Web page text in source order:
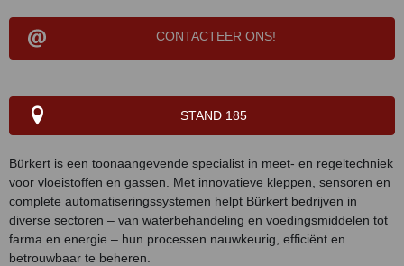
CONTACTEER ONS!
STAND 185
Bürkert is een toonaangevende specialist in meet- en regeltechniek
voor vloeistoffen en gassen. Met innovatieve kleppen, sensoren en
complete automatiseringssystemen helpt Bürkert bedrijven in
diverse sectoren – van waterbehandeling en voedingsmiddelen tot
farma en energie – hun processen nauwkeurig, efficiënt en
betrouwbaar te beheren.